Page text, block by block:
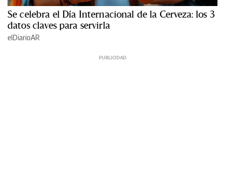
Se celebra el Día Internacional de la Cerveza: los 3
datos claves para servirla
elDiarioAR